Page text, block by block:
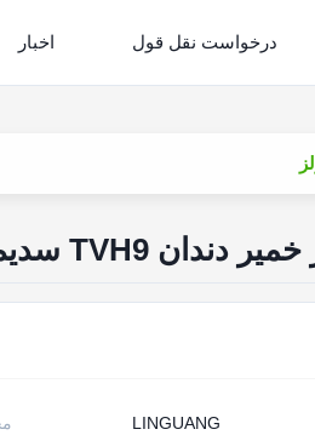
درخواست نقل قول اخبار
LINGUANG